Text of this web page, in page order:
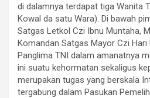
di dalamnya terdapat tiga Wanita
Kowal da satu Wara). Di bawah
Satgas Letkol Czi Ibnu Muntaha,
Komandan Satgas Mayor Czi Hari
Panglima TNI dalam amanatnya
ini suatu kehormatan sekaligus
merupakan tugas yang berskala
tergabung dalam Pasukan